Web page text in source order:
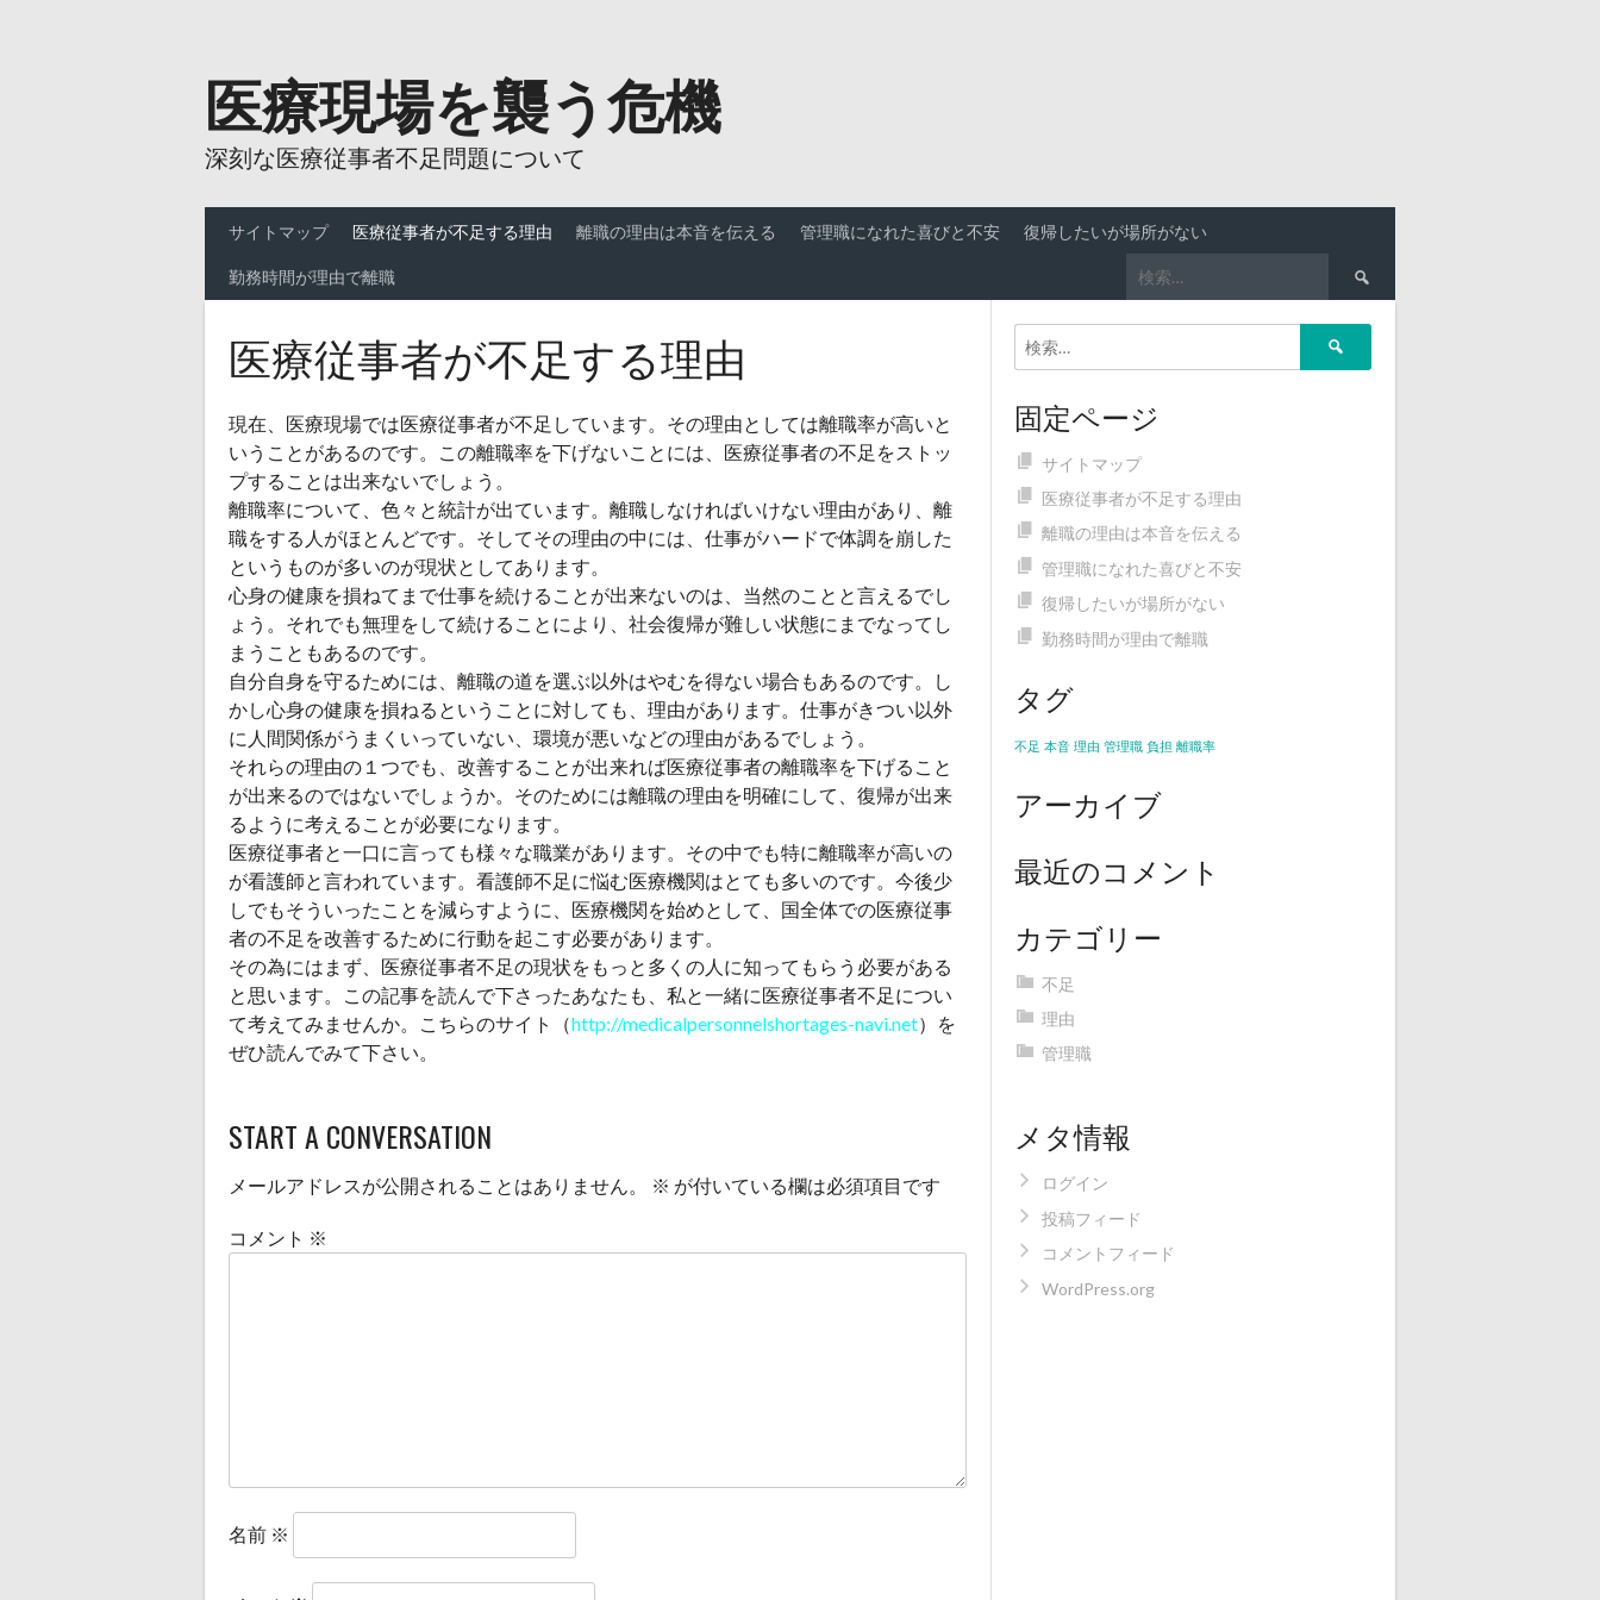
医療現場を襲う危機
深刻な医療従事者不足問題について
サイトマップ 医療従事者が不足する理由 離職の理由は本音を伝える 管理職になれた喜びと不安
復帰したいが場所がない
勤務時間が理由で離職
医療従事者が不足する理由
現在、医療現場では医療従事者が不足しています。その理由としては離職率が高いと
いうことがあるのです。この離職率を下げないことには、医療従事者の不足をストッ
プすることは出来ないでしょう。
離職率について、色々と統計が出ています。離職しなければいけない理由があり、離
職をする人がほとんどです。そしてその理由の中には、仕事がハードで体調を崩した
というものが多いのが現状としてあります。
心身の健康を損ねてまで仕事を続けることが出来ないのは、当然のことと言えるでし
ょう。それでも無理をして続けることにより、社会復帰が難しい状態にまでなってし
まうこともあるのです。
自分自身を守るためには、離職の道を選ぶ以外はやむを得ない場合もあるのです。し
かし心身の健康を損ねるということに対しても、理由があります。仕事がきつい以外
に人間関係がうまくいっていない、環境が悪いなどの理由があるでしょう。
それらの理由の１つでも、改善することが出来れば医療従事者の離職率を下げること
が出来るのではないでしょうか。そのためには離職の理由を明確にして、復帰が出来
るように考えることが必要になります。
医療従事者と一口に言っても様々な職業があります。その中でも特に離職率が高いの
が看護師と言われています。看護師不足に悩む医療機関はとても多いのです。今後少
しでもそういったことを減らすように、医療機関を始めとして、国全体での医療従事
者の不足を改善するために行動を起こす必要があります。
その為にはまず、医療従事者不足の現状をもっと多くの人に知ってもらう必要がある
と思います。この記事を読んで下さったあなたも、私と一緒に医療従事者不足につい
て考えてみませんか。こちらのサイト（http://medicalpersonnelshortages-navi.net）を
ぜひ読んでみて下さい。
START A CONVERSATION
メールアドレスが公開されることはありません。 ※ が付いている欄は必須項目です
コメント ※
名前 ※
固定ページ
サイトマップ
医療従事者が不足する理由
離職の理由は本音を伝える
管理職になれた喜びと不安
復帰したいが場所がない
勤務時間が理由で離職
タグ
不足 本音 理由 管理職 負担 離職率
アーカイブ
最近のコメント
カテゴリー
不足
理由
管理職
メタ情報
ログイン
投稿フィード
コメントフィード
WordPress.org